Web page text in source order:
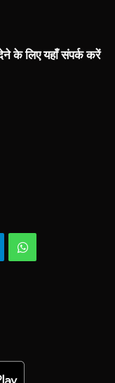
के लिए यहाँ संपर्क करें
WhatsApp